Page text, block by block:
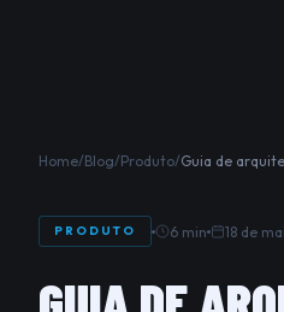
Home/Blog/Produto/Guia de
PRODUTO 6 min 18 de